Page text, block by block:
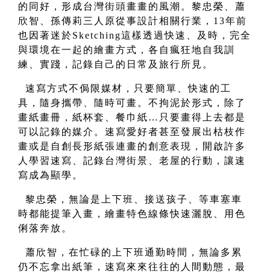
的同好，形成台灣街頭畫畫的風潮。黎忠榮、蕭
欣智、孫傳莉三人原從事設計相關行業，13年前
也因著迷於Sketching這樣透過快速、及時，完全
與環境在一起的繪畫方式，各自瘋狂地自我訓
練、實踐，記錄自己的日常及旅行所見。
速寫方式不侷限媒材，只要簡單、快速的工
具，隨身攜帶、隨時可畫。不拘泥於形式，除了
畫紙畫冊，紙杯套、餐巾紙…只要畫得上去都是
可以記錄的媒介。速寫愛好者甚至發展出枯枝作
畫或是自創長形紙張連畫的創意表現，開啟許多
人學習速寫、記錄台灣街景、老屋的行動，讓速
寫成為顯學。
黎忠榮，無論是上下班、接送孩子、等車塞車
時都能提筆入畫，繪畫特色線條快速灑脫、用色
俐落奔放。
蕭欣智，在忙碌的上下班通勤時間，無論多累
仍不忘拿出紙筆，速寫來來往往的人間動態，最